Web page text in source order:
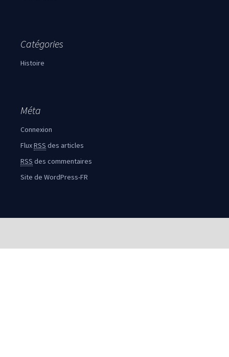
Catégories
Histoire
Méta
Connexion
FluxRSS des articles
RSS des commentaires
Site de WordPress-FR